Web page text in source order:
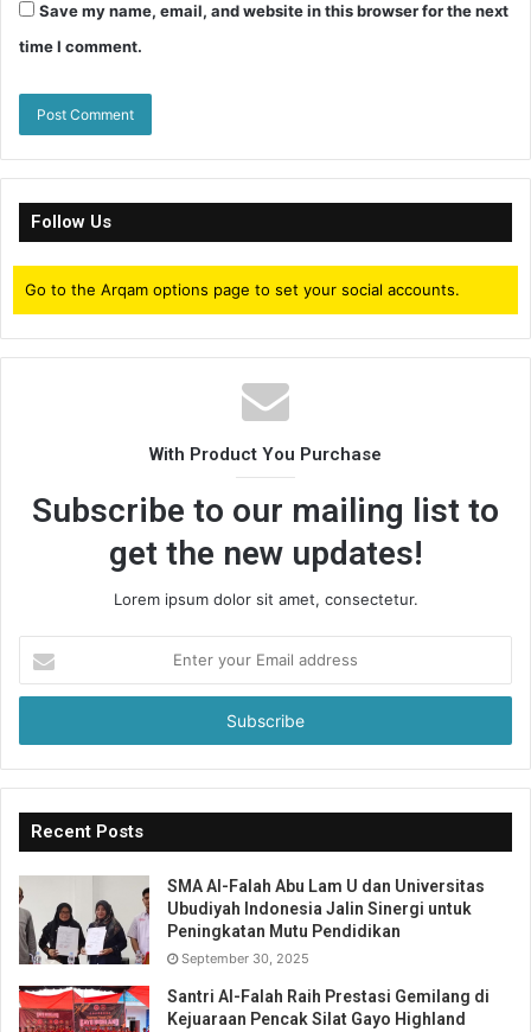
Save my name, email, and website in this browser for the next
time I comment.
Follow Us
Go to the Arqam options page to set your social accounts.
With Product You Purchase
Subscribe to our mailing list to
get the new updates!
Lorem ipsum dolor sit amet, consectetur.
your
Email
Recent Posts
SMA Al-Falah Abu Lam U dan Universitas
Ubudiyah Indonesia Jalin Sinergi untuk
Peningkatan Mutu Pendidikan
September 30, 2025
Santri Al-Falah Raih Prestasi Gemilang di
Kejuaraan Pencak Silat Gayo Highland